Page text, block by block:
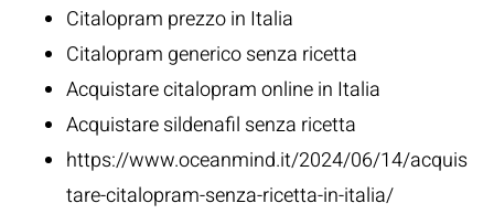
Citalopram prezzo in Italia
Citalopram generico senza ricetta
Acquistare citalopram online in Italia
Acquistare sildenafil senza ricetta
https://www.oceanmind.it/2024/06/14/acquis
tare-citalopram-senza-ricetta-in-italia/